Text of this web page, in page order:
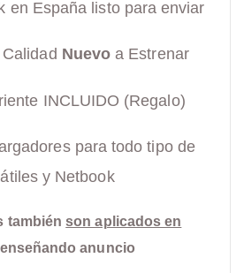
en España listo para enviar
Nuevo a Estrenar
INCLUIDO (Regalo)
para todo tipo de
y Netbook
también son aplicados en
enseñando anuncio